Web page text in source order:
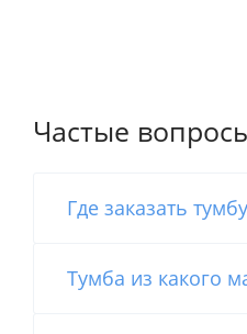
Частые
Где заказать
Тумба из какого